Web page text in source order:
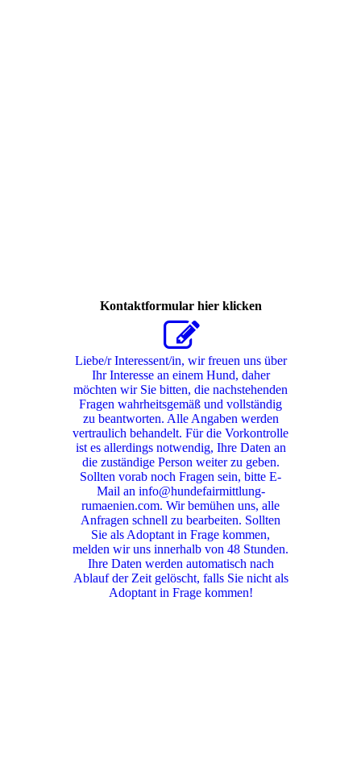
Kontaktformular hier klicken
Liebe/r Interessent/in, wir freuen uns über
Ihr Interesse an einem Hund, daher
möchten wir Sie bitten, die nachstehenden
Fragen wahrheitsgemäß und vollständig
zu beantworten. Alle Angaben werden
vertraulich behandelt. Für die Vorkontrolle
ist es allerdings notwendig, Ihre Daten an
die zuständige Person weiter zu geben.
Sollten vorab noch Fragen sein, bitte E-
Mail an info@hundefairmittlung-
rumaenien.com. Wir bemühen uns, alle
Anfragen schnell zu bearbeiten. Sollten
Sie als Adoptant in Frage kommen,
melden wir uns innerhalb von 48 Stunden.
Ihre Daten werden automatisch nach
Ablauf der Zeit gelöscht, falls Sie nicht als
Adoptant in Frage kommen!